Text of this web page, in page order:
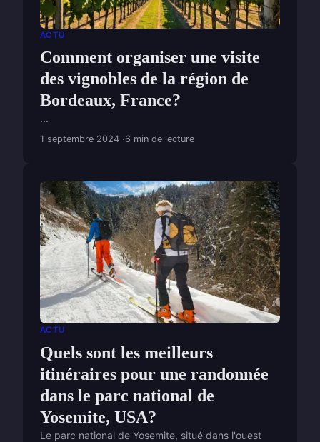
ACTU
Comment organiser une visite
des vignobles de la région de
Bordeaux, France?
...
1 septembre 2024 6 min de lecture
ACTU
Quels sont les meilleurs
itinéraires pour une randonnée
dans le parc national de
Yosemite, USA?
Le parc national de Yosemite, situé dans l'ouest